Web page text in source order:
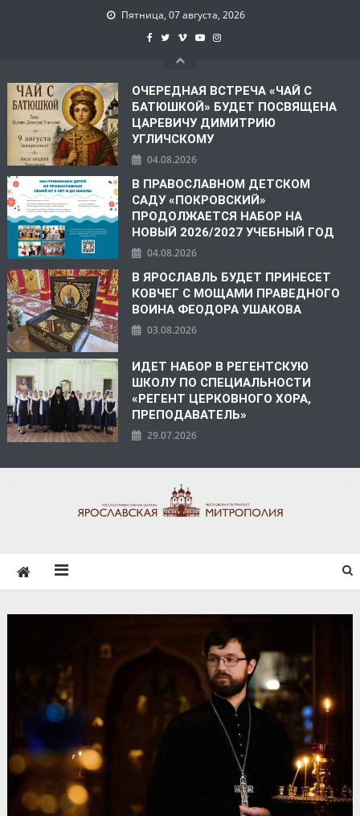
Пятница, 07 августа, 2026
ОЧЕРЕДНАЯ ВСТРЕЧА «ЧАЙ С
БАТЮШКОЙ» БУДЕТ ПОСВЯЩЕНА
ЦАРЕВИЧУ ДИМИТРИЮ
УГЛИЧСКОМУ
04.08.2026
В ПРАВОСЛАВНОМ ДЕТСКОМ
САДУ «ПОКРОВСКИЙ»
ПРОДОЛЖАЕТСЯ НАБОР НА
НОВЫЙ 2026/2027 УЧЕБНЫЙ ГОД
04.08.2026
В ЯРОСЛАВЛЬ БУДЕТ ПРИНЕСЕТ
КОВЧЕГ С МОЩАМИ ПРАВЕДНОГО
ВОИНА ФЕОДОРА УШАКОВА
03.08.2026
ИДЕТ НАБОР В РЕГЕНТСКУЮ
ШКОЛУ ПО СПЕЦИАЛЬНОСТИ
«РЕГЕНТ ЦЕРКОВНОГО ХОРА,
ПРЕПОДАВАТЕЛЬ»
29.07.2026